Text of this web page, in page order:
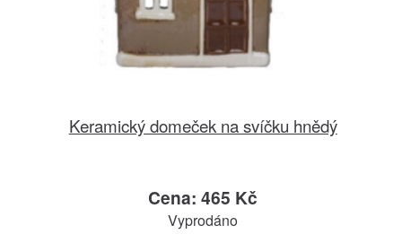
Keramický domeček na svíčku hnědý
Cena: 465 Kč
Vyprodáno